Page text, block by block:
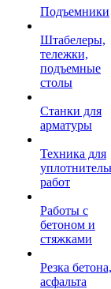
Подъемники
Штабелеры,
тележки,
подъемные
столы
Станки для
арматуры
Техника для
работ
Работы с
бетоном и
стяжками
Резка бетона,
асфальта